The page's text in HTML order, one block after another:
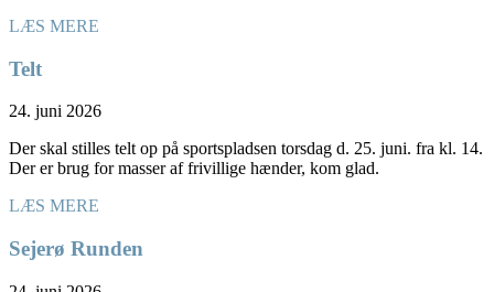
LÆS MERE
Telt
24. juni 2026
Der skal stilles telt op på sportspladsen torsdag d. 25. juni. fra kl. 14.
Der er brug for masser af frivillige hænder, kom glad.
LÆS MERE
Sejerø Runden